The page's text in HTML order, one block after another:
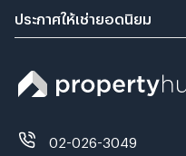
ประกาศให้เช่ายอดนิยม
02-026-3049